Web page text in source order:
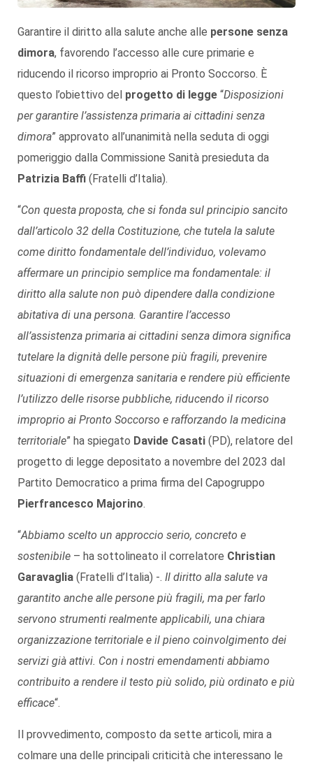
Garantire il diritto alla salute anche alle persone senza
dimora, favorendo l’accesso alle cure primarie e
riducendo il ricorso improprio ai Pronto Soccorso. È
questo l’obiettivo del progetto di legge “Disposizioni
per garantire l’assistenza primaria ai cittadini senza
dimora” approvato all’unanimità nella seduta di oggi
pomeriggio dalla Commissione Sanità presieduta da
Patrizia Baffi (Fratelli d’Italia).
“Con questa proposta, che si fonda sul principio sancito
dall’articolo 32 della Costituzione, che tutela la salute
come diritto fondamentale dell’individuo, volevamo
affermare un principio semplice ma fondamentale: il
diritto alla salute non può dipendere dalla condizione
abitativa di una persona. Garantire l’accesso
all’assistenza primaria ai cittadini senza dimora significa
tutelare la dignità delle persone più fragili, prevenire
situazioni di emergenza sanitaria e rendere più efficiente
l’utilizzo delle risorse pubbliche, riducendo il ricorso
improprio ai Pronto Soccorso e rafforzando la medicina
territoriale” ha spiegato Davide Casati (PD), relatore del
progetto di legge depositato a novembre del 2023 dal
Partito Democratico a prima firma del Capogruppo
Pierfrancesco Majorino.
“Abbiamo scelto un approccio serio, concreto e
sostenibile – ha sottolineato il correlatore Christian
Garavaglia (Fratelli d’Italia) -. Il diritto alla salute va
garantito anche alle persone più fragili, ma per farlo
servono strumenti realmente applicabili, una chiara
organizzazione territoriale e il pieno coinvolgimento dei
servizi già attivi. Con i nostri emendamenti abbiamo
contribuito a rendere il testo più solido, più ordinato e più
efficace“.
Il provvedimento, composto da sette articoli, mira a
colmare una delle principali criticità che interessano le